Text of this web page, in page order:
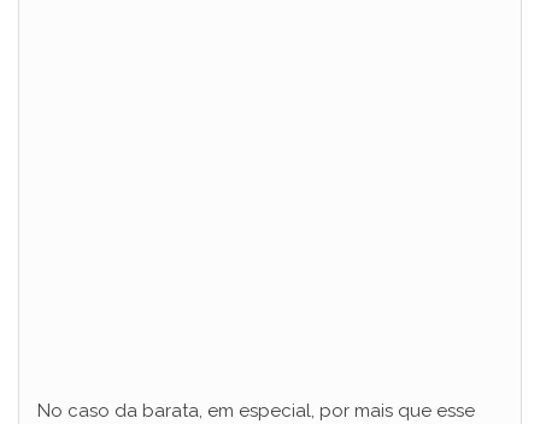
No caso da barata, em especial, por mais que esse